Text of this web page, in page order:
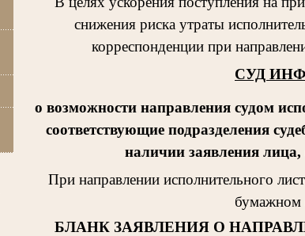
снижения риска утраты
корреспонденции при
СУД
о возможности направления судом
соответствующие подразделения
наличии заявления лица,
При направлении исполнительного
бумажном
БЛАНК ЗАЯВЛЕНИЯ О